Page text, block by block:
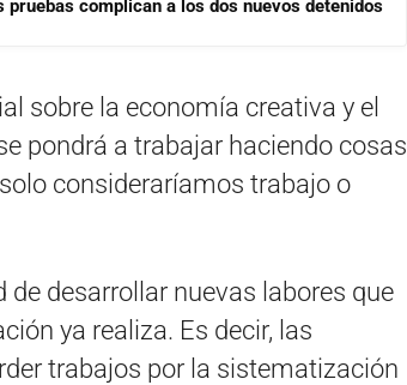
complican a los dos nuevos detenidos
sobre la economía creativa y el
pondrá a trabajar haciendo cosas
consideraríamos trabajo o
desarrollar nuevas labores que
ya realiza. Es decir, las
trabajos por la sistematización